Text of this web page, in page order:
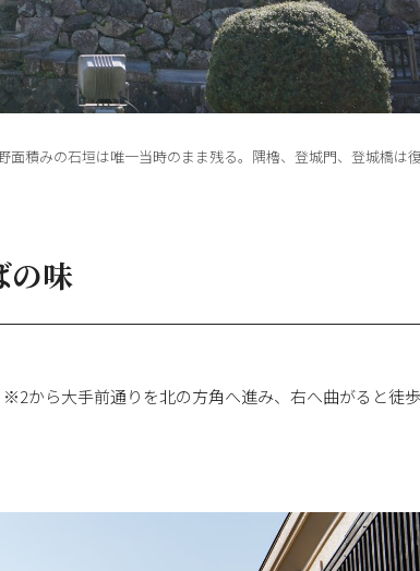
積みの石垣は唯一当時のまま残る。隅櫓、登城門、登城橋は復
の味
から大手前通りを北の方角へ進み、右へ曲がると徒歩